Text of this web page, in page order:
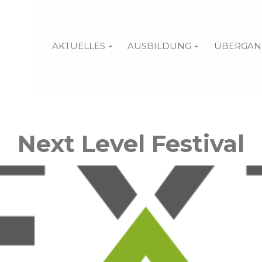
AKTUELLES AUSBILDUNG
Next Level Festival